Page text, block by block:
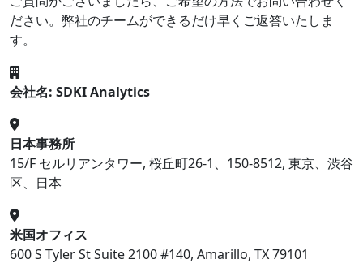
ださい。弊社のチームができるだけ早くご返答いたしま
す。
会社名: SDKI Analytics
日本事務所
15/F セルリアンタワー, 桜丘町26-1、150-8512, 東京、渋谷
区、日本
米国オフィス
600 S Tyler St Suite 2100 #140, Amarillo, TX 79101